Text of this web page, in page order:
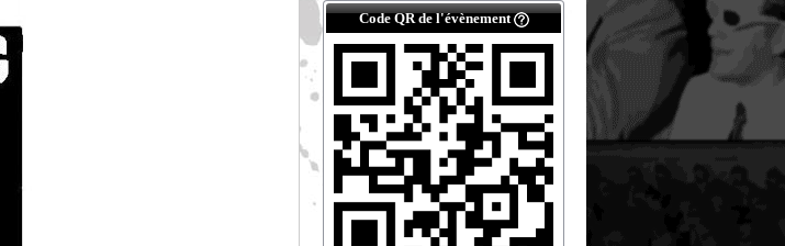
Code QR de l'évènement